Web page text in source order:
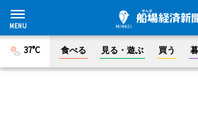
37°C 食べる 見る・遊ぶ 買う